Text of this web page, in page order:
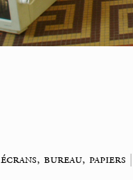
écrans, bureau, papiers